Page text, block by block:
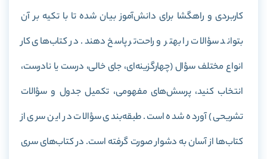
کاربردی و راهگشا برای دانش‌آموز بیان شده تا با تکیه بر آن
بتواند سؤالات را بهتر و راحت‌تر پاسخ دهند. در کتاب‌های کار
انواع مختلف سؤال (چهارگزینه‌ای، جای خالی، درست یا نادرست،
انتخاب کنید، پرسش‌های مفهومی، تکمیل جدول و سؤالات
تشریحی) آورده شده است. طبقه‌بندی سؤالات در این سری از
کتاب‌ها از آسان به دشوار صورت گرفته است. در کتاب‌های سری